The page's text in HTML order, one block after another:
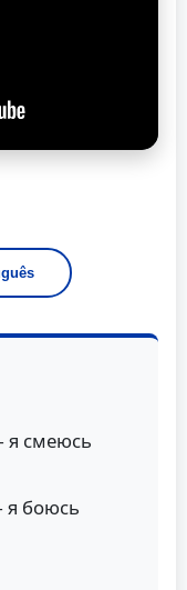
я смеюсь
боюсь